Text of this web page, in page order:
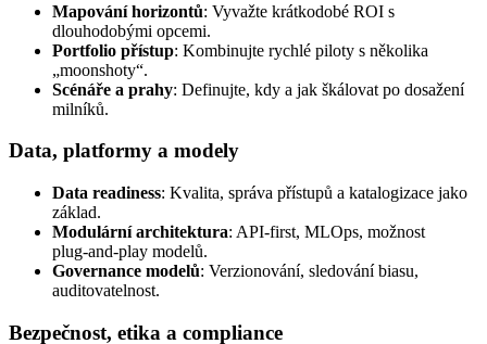
Mapování horizontů: Vyvažte krátkodobé ROI s
dlouhodobými opcemi.
Portfolio přístup: Kombinujte rychlé piloty s několika
„moonshoty“.
Scénáře a prahy: Definujte, kdy a jak škálovat po dosažení
milníků.
Data, platformy a modely
Data readiness: Kvalita, správa přístupů a katalogizace jako
základ.
Modulární architektura: API‑first, MLOps, možnost
plug‑and‑play modelů.
Governance modelů: Verzionování, sledování biasu,
auditovatelnost.
Bezpečnost, etika a compliance